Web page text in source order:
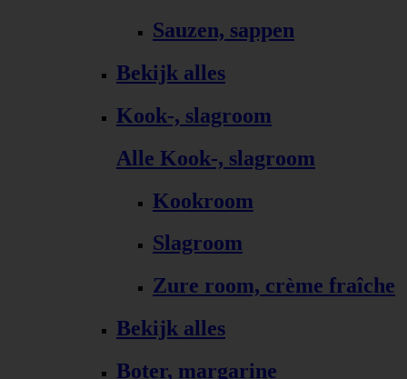
Sauzen, sappen
Bekijk alles
Kook-, slagroom
Alle Kook-, slagroom
Kookroom
Slagroom
Zure room, crème fraîche
Bekijk alles
Boter, margarine